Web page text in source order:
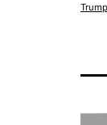
Trump